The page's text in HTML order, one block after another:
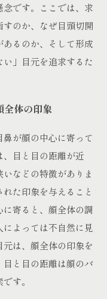
です。ここでは、求
のか、なぜ目頭切開
るのか、そして形成
」目元を追求するた
全体の印象
鼻が顔の中心に寄って
目と目の距離が近
などの特徴がありま
た印象を与えること
寄ると、顔全体の調
よっては不自然に見
は、顔全体の印象を
と目の距離は顔のバ
す。